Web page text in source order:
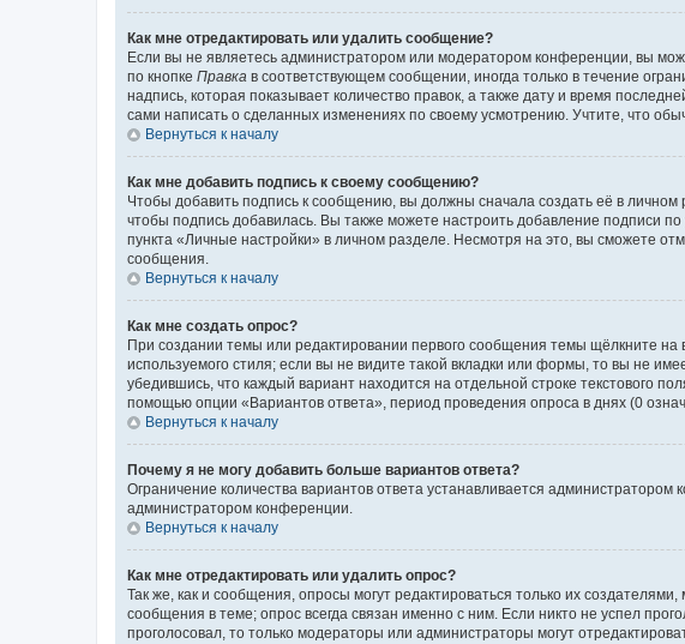
Как мне отредактировать или удалить сообщение?
Если вы не являетесь администратором или модератором конференции, вы
по кнопке Правка в соответствующем сообщении, иногда только в течение
надпись, которая показывает количество правок, а также дату и время
сами написать о сделанных изменениях по своему усмотрению. Учтите, что
Вернуться к началу
Как мне добавить подпись к своему сообщению?
Чтобы добавить подпись к сообщению, вы должны сначала создать её в
чтобы подпись добавилась. Вы также можете настроить добавление подписи
пункта «Личные настройки» в личном разделе. Несмотря на это, вы сможете
сообщения.
Вернуться к началу
Как мне создать опрос?
При создании темы или редактировании первого сообщения темы щёлкните на
используемого стиля; если вы не видите такой вкладки или формы, то вы не
убедившись, что каждый вариант находится на отдельной строке текстового
помощью опции «Вариантов ответа», период проведения опроса в днях (0
Вернуться к началу
Почему я не могу добавить больше вариантов ответа?
Ограничение количества вариантов ответа устанавливается
администратором конференции.
Вернуться к началу
Как мне отредактировать или удалить опрос?
Так же, как и сообщения, опросы могут редактироваться только их
сообщения в теме; опрос всегда связан именно с ним. Если никто не успел
проголосовал, то только модераторы или администраторы могут